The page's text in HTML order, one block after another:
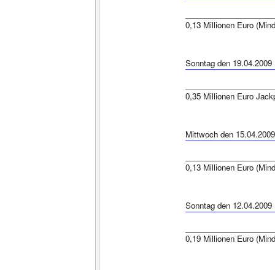
0,13 Millionen Euro
Sonntag den 19.04.2009
0,35 Millionen Euro
Mittwoch den 15.04.2009
0,13 Millionen Euro
Sonntag den 12.04.2009
0,19 Millionen Euro